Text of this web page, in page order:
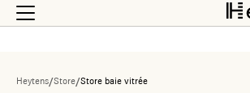
Heytens/Store/Store baie vitrée